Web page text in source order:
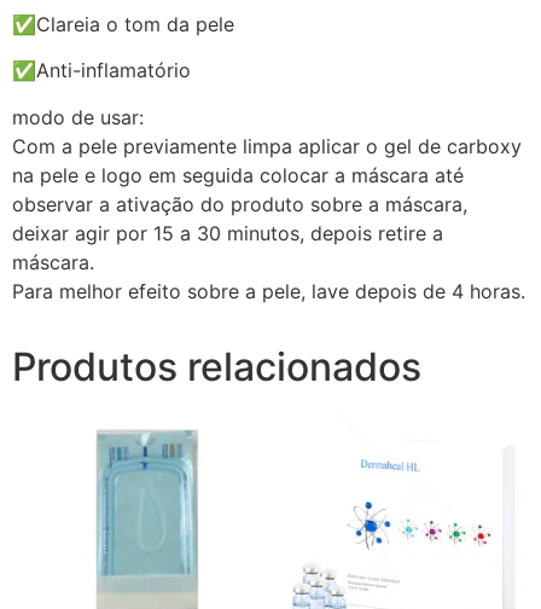
✅Clareia o tom da pele
✅Anti-inflamatório
modo de usar:
Com a pele previamente limpa aplicar o gel de carboxy
na pele e logo em seguida colocar a máscara até
observar a ativação do produto sobre a máscara,
deixar agir por 15 a 30 minutos, depois retire a
máscara.
Para melhor efeito sobre a pele, lave depois de 4 horas.
Produtos relacionados